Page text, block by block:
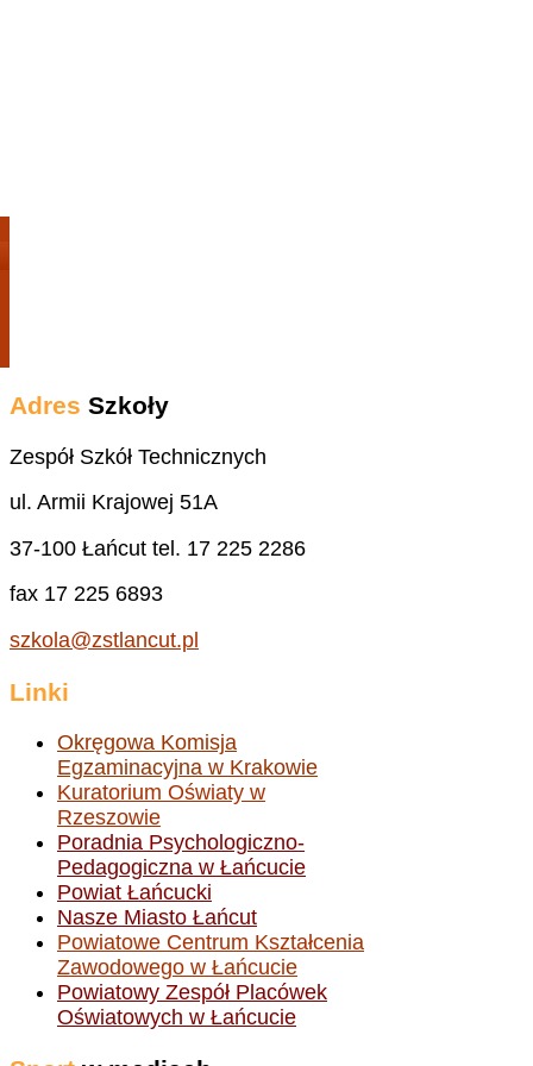
Adres Szkoły
Zespół Szkół Technicznych
ul. Armii Krajowej 51A
37-100 Łańcut tel. 17 225 2286
fax 17 225 6893
szkola@zstlancut.pl
Linki
Okręgowa Komisja
Egzaminacyjna w Krakowie
Kuratorium Oświaty w
Rzeszowie
Poradnia Psychologiczno-
Pedagogiczna w Łańcucie
Powiat Łańcucki
Nasze Miasto Łańcut
Powiatowe Centrum Kształcenia
Zawodowego w Łańcucie
Powiatowy Zespół Placówek
Oświatowych w Łańcucie